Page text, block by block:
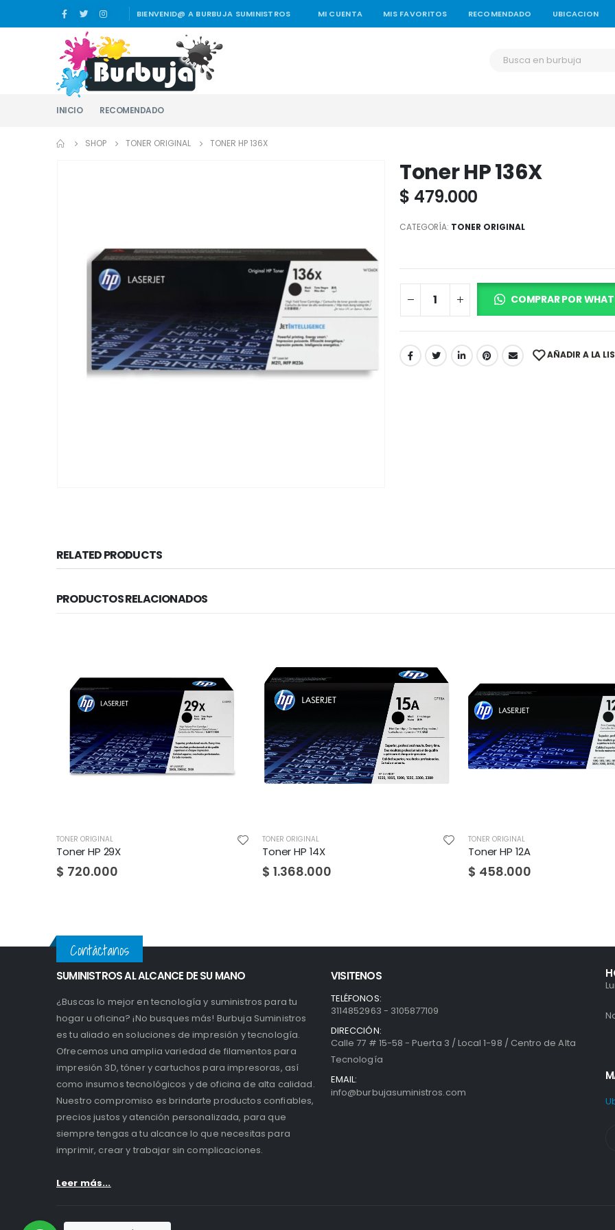
BIENVENID@ A BURBUJA SUMINISTROS MI CUENTA MIS FAVORITOS RECOMENDADO UBICACION
INICIO RECOMENDADO
SHOP TONER ORIGINAL TONER HP 136X
Toner HP 136X
$ 479.000
CATEGORÍA: TONER ORIGINAL
COMPRAR POR
AÑADIR A LA
RELATED PRODUCTS
PRODUCTOS RELACIONADOS
Contáctanos
SUMINISTROS AL ALCANCE DE SU MANO
¿Buscas lo mejor en tecnología y suministros para tu
hogar u oficina? ¡No busques más! Burbuja Suministros
es tu aliado en soluciones de impresión y tecnología.
Ofrecemos una amplia variedad de filamentos para
impresión 3D, tóner y cartuchos para impresoras, así
como insumos tecnológicos y de oficina de alta calidad.
Nuestro compromiso es brindarte productos confiables,
precios justos y atención personalizada, para que
siempre tengas a tu alcance lo que necesitas para
imprimir, crear y trabajar sin complicaciones.
Leer más...
VISITENOS
TELÉFONOS:
3114852963 - 3105877109
DIRECCIÓN:
Calle 77 # 15-58 - Puerta 3 / Local 1-98 / Centro de Alta
Tecnología
EMAIL:
info@burbujasuministros.com